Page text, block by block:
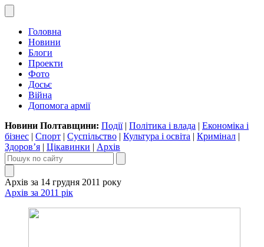
Головна
Новини
Блоги
Проекти
Фото
Досьє
Війна
Допомога армії
Новини Полтавщини: Події| Політика і влада | Економіка і
бізнес | Спорт | Суспільство | Культура і освіта | Кримінал |
Здоров’я | Цікавинки | Архів
Архів за 14 грудня 2011 року
Архів за 2011 рік